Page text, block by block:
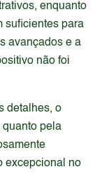
enquanto
suficientes para
avançados e a
não foi
detalhes, o
quanto pela
excepcional no